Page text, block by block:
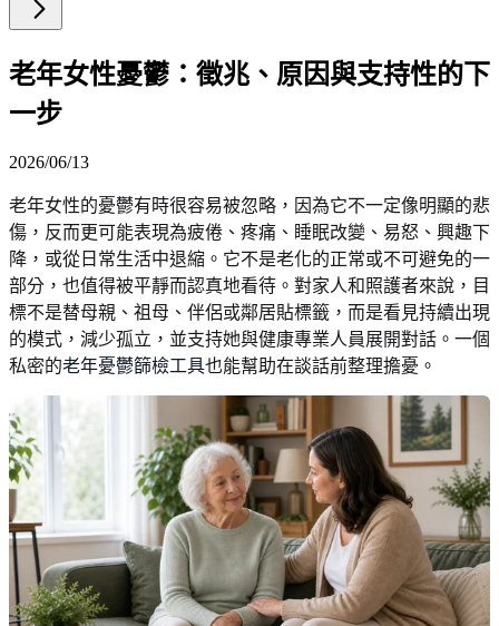
老年女性憂鬱：徵兆、原因與支持性的下
一步
2026/06/13
老年女性的憂鬱有時很容易被忽略，因為它不一定像明顯的悲
傷，反而更可能表現為疲倦、疼痛、睡眠改變、易怒、興趣下
降，或從日常生活中退縮。它不是老化的正常或不可避免的一
部分，也值得被平靜而認真地看待。對家人和照護者來說，目
標不是替母親、祖母、伴侶或鄰居貼標籤，而是看見持續出現
的模式，減少孤立，並支持她與健康專業人員展開對話。一個
私密的老年憂鬱篩檢工具也能幫助在談話前整理擔憂。